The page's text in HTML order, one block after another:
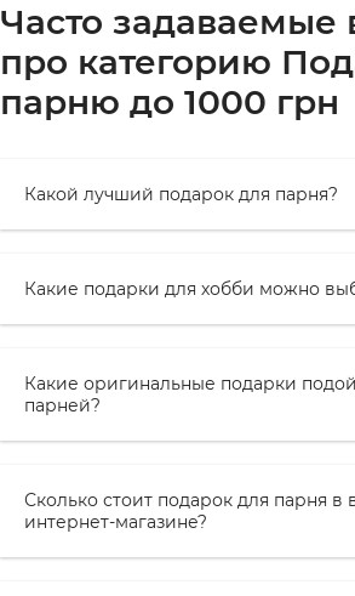
Часто задаваемые
про категорию
парню до 1000 грн
Какой лучший подарок для парня?
Какие подарки для хобби можно
Какие оригинальные подарки
парней?
Сколько стоит подарок для парня в
интернет-магазине?